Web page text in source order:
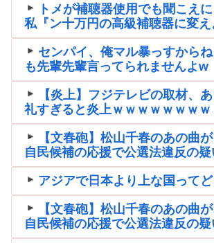
トメが補聴器使用でも聞こえに
私『ン十万円の高級補聴器に変え
センパイ、俺マル暴っすから
も先輩先輩言ってられませんよ
【炎上】フジテレビの取材、
礼すぎると炎上ｗｗｗｗｗｗｗｗ
【文春砲】松山千春のあの曲
自民候補の応援で公選法違反の疑
アジアで日本より上な国ってど
【文春砲】松山千春のあの曲
自民候補の応援で公選法違反の疑